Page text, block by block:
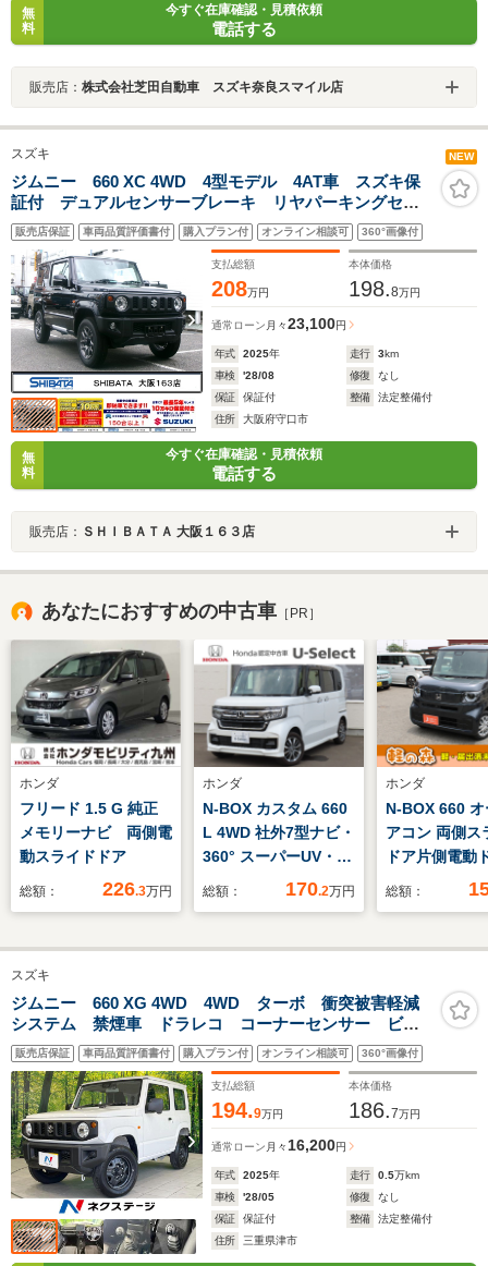
無
料
今すぐ在庫確認・見積依頼
電話する
販売店： 株式会社芝田自動車 スズキ奈良スマイル店
スズキ NEW
ジムニー 660 XC 4WD 4型モデル 4AT車 スズキ保
証付 デュアルセンサーブレーキ リヤパーキングセン
サー LEDヘッドランプ クルーズコントロール アイ
ドリングストップシステム オートライトシステム シ
ートヒーター
販売店保証 車両品質評価書付 購入プラン付 オンライン相談可 360°画像付
支払総額
208万円
本体価格
198.8万円
通常ローン 月々23,100円
年式 2025年 走行 3km
車検
'28/08 修復
なし
保証
保証付 整備
法定整備付
住所
大阪府守口市
無
料
今すぐ在庫確認・見積依頼
電話する
販売店： ＳＨＩＢＡＴＡ 大阪１６３店
あなたにおすすめの中古車 ［PR］
ホンダ
フリード 1.5 G 純正
メモリーナビ 両側電
動スライドドア
総額： 226.3万円
ホンダ
N-BOX カスタム 660
L 4WD 社外7型ナビ・
360° スーパーUV・IR
カット パッケージ・9
ートヒーター・充電用
電対応タイプ2個付)
総額： 170.2万円
ホンダ
N-BOX 660
アコン 両側ス
ドア片側電動
LEDヘッドラ
ルーズコント
ートキー プッ
タート
総額：
スズキ
ジムニー 660 XG 4WD 4WD ターボ 衝突被害軽減
システム 禁煙車 ドラレコ コーナーセンサー ビル
トインETC 純正16インチアルミ 車線逸脱警報 オー
トライト
販売店保証 車両品質評価書付 購入プラン付 オンライン相談可 360°画像付
支払総額
194.9万円
本体価格
186.7万円
通常ローン 月々 16,200円
年式 2025年 走行 0.5万km
車検
'28/05 修復
なし
保証
保証付 整備
法定整備付
住所
三重県津市